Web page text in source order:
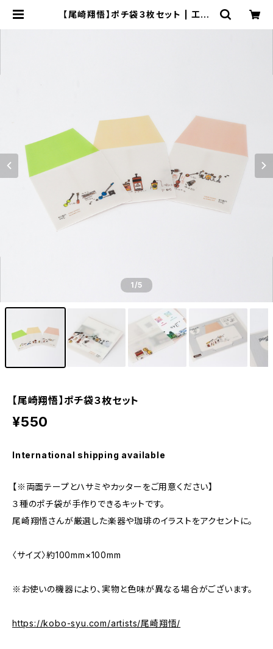
【尾崎翔悟】ポチ袋３枚セット | 工房
1/5
【尾崎翔悟】ポチ袋３枚セット
¥550
International shipping available
【※両面テープとハサミやカッターをご用意ください】
３種のポチ袋が手作りできるキットです。
尾崎翔悟さんが厳選した楽器や珈琲のイラストをアクセントに。
〈サイズ〉約100mm×100mm
※お使いの機器により、実物と色味が異なる場合がございます。
https://kobo-syu.com/artists/尾崎翔悟/